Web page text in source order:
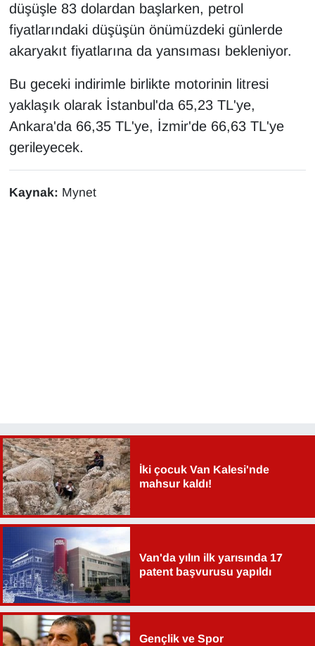
düşüşle 83 dolardan başlarken, petrol
fiyatlarındaki düşüşün önümüzdeki günlerde
akaryakıt fiyatlarına da yansıması bekleniyor.
Bu geceki indirimle birlikte motorinin litresi
yaklaşık olarak İstanbul'da 65,23 TL'ye,
Ankara'da 66,35 TL'ye, İzmir'de 66,63 TL'ye
gerileyecek.
Kaynak: Mynet
İki çocuk Van Kalesi'nde
mahsur kaldı!
Van'da yılın ilk yarısında 17
patent başvurusu yapıldı
Gençlik ve Spor
MAGAZİN
MEDYA
ONE EKONOMİ
POLİTİKA
Resmi İlanlar
RÖPORTAJ
TEKNOLOJİ
Turizm
VAN'DA SPOR
Vasıta
YAŞAM
YEREL